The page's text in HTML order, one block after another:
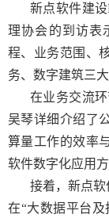
新点软件建设
理协会的到访表
程、业务范围、
务、数字建筑三
在业务交流
吴琴详细介绍了
算量工作的效率
软件数字化应用
接着，新点
在“大数据平台